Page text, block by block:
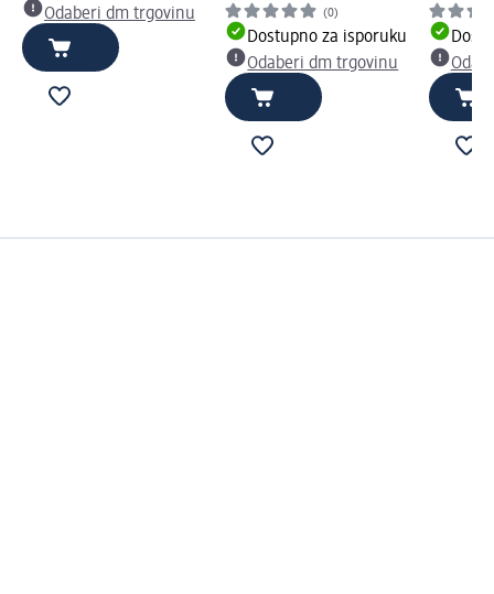
Odaberi dm trgovinu
(0)
Dostupno za isporuku
Odaberi dm trgovinu